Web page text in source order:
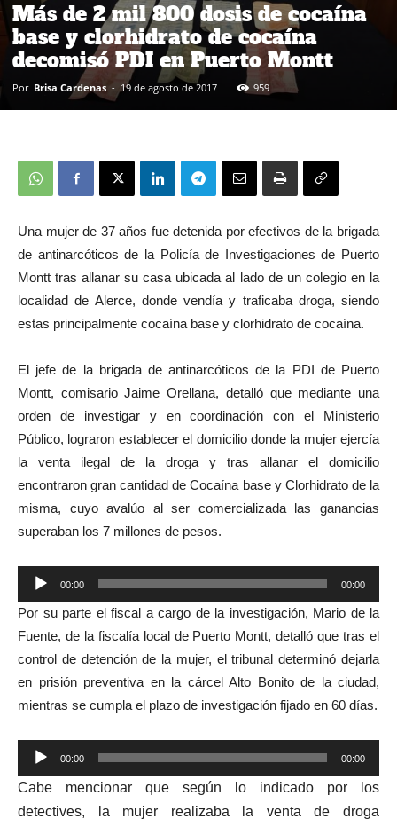
Más de 2 mil 800 dosis de cocaína
base y clorhidrato de cocaína
decomisó PDI en Puerto Montt
Por Brisa Cardenas - 19 de agosto de 2017 959
Una mujer de 37 años fue detenida por efectivos de la brigada
de antinarcóticos de la Policía de Investigaciones de Puerto
Montt tras allanar su casa ubicada al lado de un colegio en la
localidad de Alerce, donde vendía y traficaba droga, siendo
estas principalmente cocaína base y clorhidrato de cocaína.
El jefe de la brigada de antinarcóticos de la PDI de Puerto
Montt, comisario Jaime Orellana, detalló que mediante una
orden de investigar y en coordinación con el Ministerio
Público, lograron establecer el domicilio donde la mujer ejercía
la venta ilegal de la droga y tras allanar el domicilio
encontraron gran cantidad de Cocaína base y Clorhidrato de la
misma, cuyo avalúo al ser comercializada las ganancias
superaban los 7 millones de pesos.
Reproductor
de
audio
00:00 00:00
Por su parte el fiscal a cargo de la investigación, Mario de la
Fuente, de la fiscalía local de Puerto Montt, detalló que tras el
control de detención de la mujer, el tribunal determinó dejarla
en prisión preventiva en la cárcel Alto Bonito de la ciudad,
mientras se cumpla el plazo de investigación fijado en 60 días.
Reproductor
de
audio
00:00 00:00
Cabe mencionar que según lo indicado por los
detectives, la mujer realizaba la venta de droga